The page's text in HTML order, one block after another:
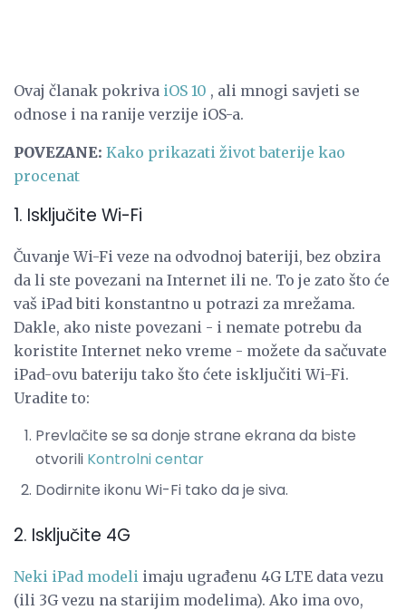
Ovaj članak pokriva iOS 10 , ali mnogi savjeti se
odnose i na ranije verzije iOS-a.
POVEZANE: Kako prikazati život baterije kao
procenat
1. Isključite Wi-Fi
Čuvanje Wi-Fi veze na odvodnoj bateriji, bez obzira
da li ste povezani na Internet ili ne. To je zato što će
vaš iPad biti konstantno u potrazi za mrežama.
Dakle, ako niste povezani - i nemate potrebu da
koristite Internet neko vreme - možete da sačuvate
iPad-ovu bateriju tako što ćete isključiti Wi-Fi.
Uradite to:
Prevlačite se sa donje strane ekrana da biste
otvorili Kontrolni centar
Dodirnite ikonu Wi-Fi tako da je siva.
2. Isključite 4G
Neki iPad modeli imaju ugrađenu 4G LTE data vezu
(ili 3G vezu na starijim modelima). Ako ima ovo,